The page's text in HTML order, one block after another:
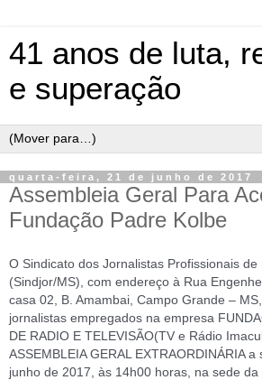
41 anos de luta,
e superação
quarta-feira, 21 de junho de 2017
Assembleia Geral Para
Fundação Padre Kolbe
O Sindicato dos Jornalistas Profissionais
(Sindjor/MS), com endereço à Rua
casa 02, B. Amambai, Campo Grande –
jornalistas empregados na empresa
DE RADIO E TELEVISÃO(TV e Rádio
ASSEMBLEIA GERAL EXTRAORDINÁRIA
junho de 2017, às 14h00 horas, na sede